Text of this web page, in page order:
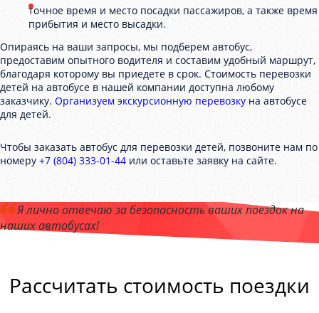
точное время и место посадки пассажиров, а также время
прибытия и место высадки.
Опираясь на ваши запросы, мы подберем автобус,
предоставим опытного водителя и составим удобный маршрут,
благодаря которому вы приедете в срок. Стоимость перевозки
детей на автобусе в нашей компании доступна любому
заказчику. Организуем экскурсионную перевозку на автобусе
для детей.
Чтобы заказать автобус для перевозки детей, позвоните нам по
номеру +7 (804) 333-01-44 или оставьте заявку на сайте.
Я лично отвечаю за безопасность ваших поездок на
наших автобусах!
Рассчитать стоимость поездки